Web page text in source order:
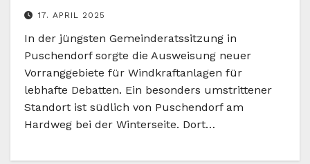
17. APRIL 2025
In der jüngsten Gemeinderatssitzung in
Puschendorf sorgte die Ausweisung neuer
Vorranggebiete für Windkraftanlagen für
lebhafte Debatten. Ein besonders umstrittener
Standort ist südlich von Puschendorf am
Hardweg bei der Winterseite. Dort…